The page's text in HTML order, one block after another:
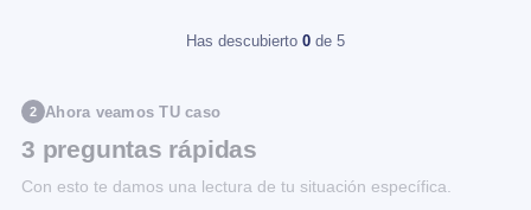
Has descubierto 0 de 5
2 Ahora veamos TU caso
3 preguntas rápidas
Con esto te damos una lectura de tu situación específica.